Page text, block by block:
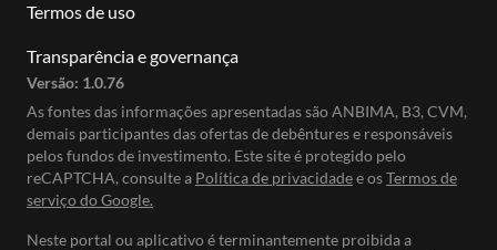
Termos de uso
Transparência e governança
Versão: 1.0.76
As fontes das informações apresentadas são ANBIMA, B3, CVM,
demais participantes das ofertas de debêntures e responsáveis
pelos fundos de investimento. Este site é protegido pelo
reCAPTCHA, consulte a Política de privacidadee osTermos de
serviço do Google.
Neste portal ou aplicativo é terminantemente proibida a